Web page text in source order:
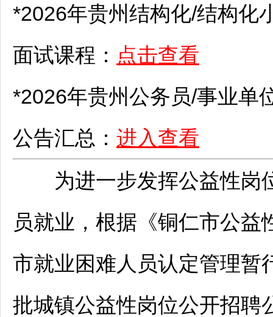
*2026年贵州结构化/结构化
面试课程： 点击查看
*2026年贵州公务员/事业单
公告汇总： 进入查看
为进一步发挥公益性岗
员就业，根据《铜仁市公益
市就业困难人员认定管理暂
批城镇公益性岗位公开招聘